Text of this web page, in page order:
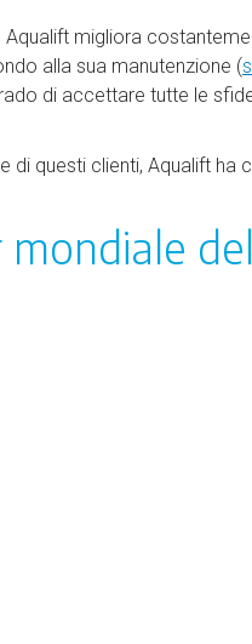
migliora
alla sua manutenzione (
di accettare tutte le
di questi clienti, Aqualift ha
mondiale